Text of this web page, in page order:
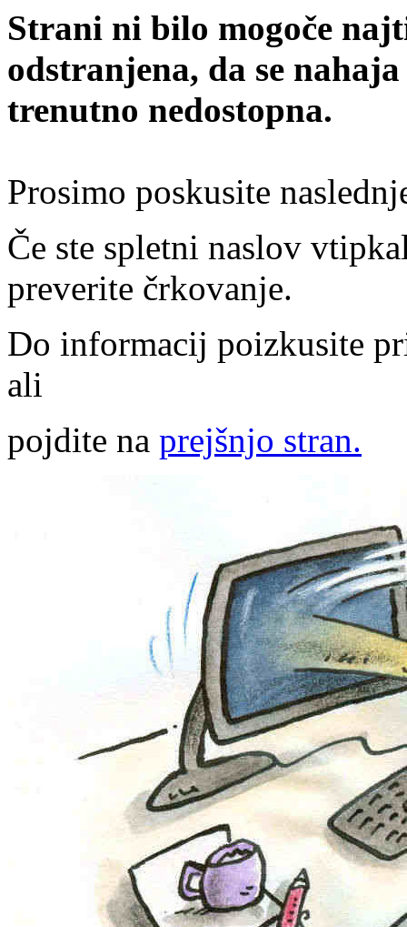
Strani ni bilo mogoče
odstranjena, da se
trenutno nedostopna.
Prosimo poskusite
Če ste spletni naslov
preverite črkovanje.
Do informacij poizkusite
ali
pojdite na prejšnjo stran.